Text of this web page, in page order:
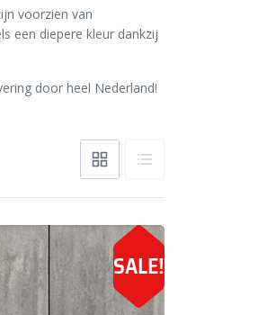
voorzien van
een diepere kleur dankzij
door heel Nederland!
SALE!